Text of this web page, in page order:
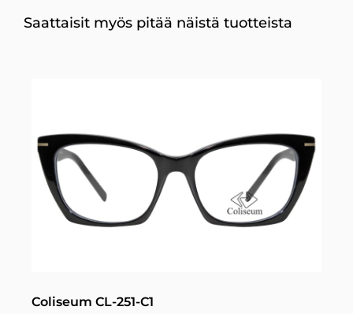
Saattaisit myös pitää näistä tuotteista
Coliseum CL-251-C1